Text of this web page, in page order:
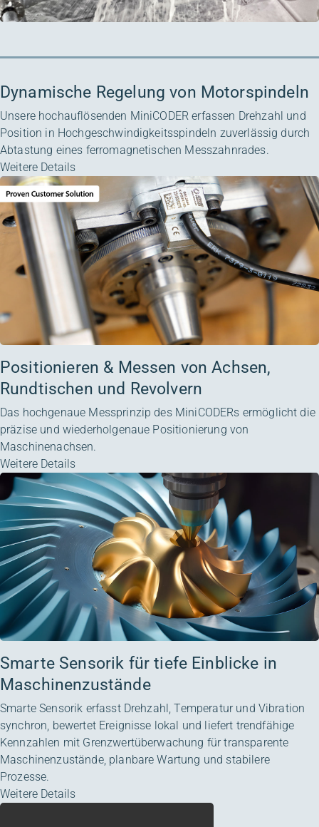
Dynamische Regelung von Motorspindeln
Unsere hochauflösenden MiniCODER erfassen Drehzahl und
Position in Hochgeschwindigkeitsspindeln zuverlässig durch
Abtastung eines ferromagnetischen Messzahnrades.
Weitere Details
Positionieren & Messen von Achsen,
Rundtischen und Revolvern
Das hochgenaue Messprinzip des MiniCODERs ermöglicht die
präzise und wiederholgenaue Positionierung von
Maschinenachsen.
Weitere Details
Smarte Sensorik für tiefe Einblicke in
Maschinenzustände
Smarte Sensorik erfasst Drehzahl, Temperatur und Vibration
synchron, bewertet Ereignisse lokal und liefert trendfähige
Kennzahlen mit Grenzwertüberwachung für transparente
Maschinenzustände, planbare Wartung und stabilere
Prozesse.
Weitere Details